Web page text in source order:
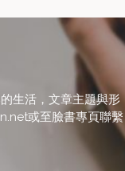
生活，文章主題與形
或至臉書專頁聯繫